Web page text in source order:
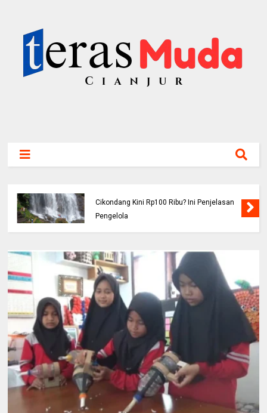
Cikondang Kini Rp100 Ribu? Ini Penjelasan
Pengelola